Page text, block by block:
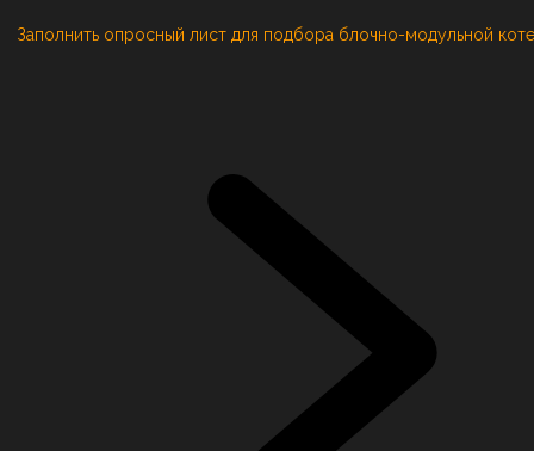
Заполнить опросный лист для подбора блочно-модульной